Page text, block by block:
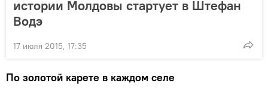
истории Молдовы стартует в Штефан
Водэ
17 июля 2015, 17:35
По золотой карете в каждом селе